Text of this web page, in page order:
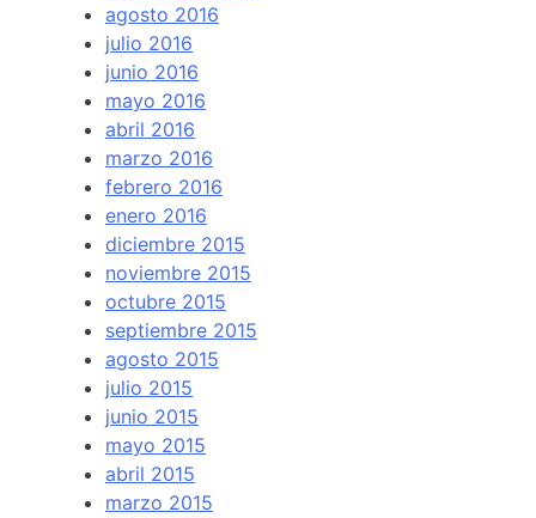
agosto 2016
julio 2016
junio 2016
mayo 2016
abril 2016
marzo 2016
febrero 2016
enero 2016
diciembre 2015
noviembre 2015
octubre 2015
septiembre 2015
agosto 2015
julio 2015
junio 2015
mayo 2015
abril 2015
marzo 2015